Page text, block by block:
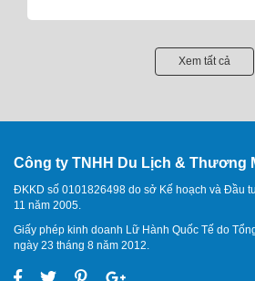
Xem tất cả
Công ty TNHH Du Lịch & Thương
ĐKKD số 0101826498 do sở Kế hoạch và Đầu
11 năm 2005.
Giấy phép kinh doanh Lữ Hành Quốc Tế do
ngày 23 tháng 8 năm 2012.